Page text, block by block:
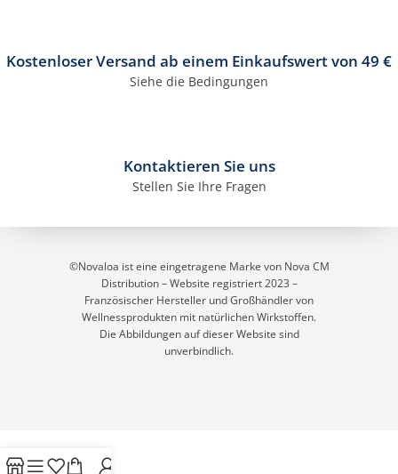
Kostenloser Versand ab einem Einkaufswert von 49 €
Siehe die Bedingungen
Kontaktieren Sie uns
Stellen Sie Ihre Fragen
©Novaloa ist eine eingetragene Marke von Nova CM
Distribution – Website registriert 2023 –
Französischer Hersteller und Großhändler von
Wellnessprodukten mit natürlichen Wirkstoffen.
Die Abbildungen auf dieser Website sind
unverbindlich.